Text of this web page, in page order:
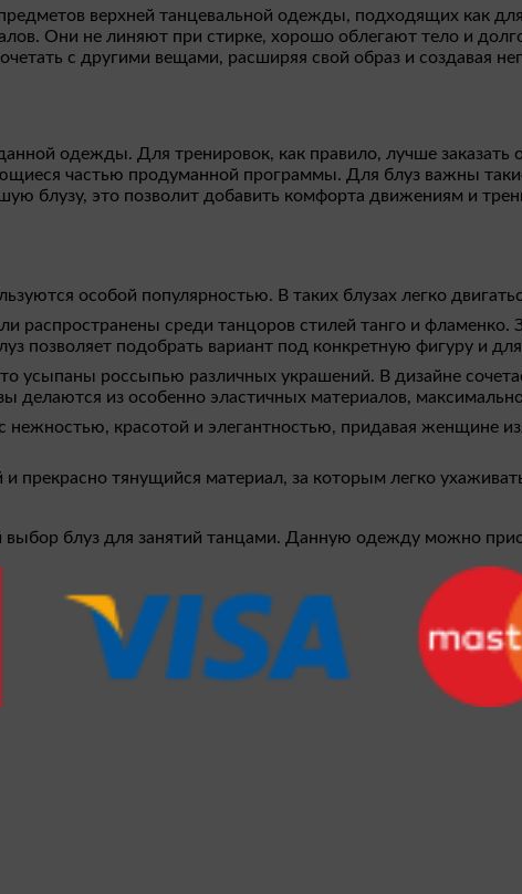
верхней танцевальной одежды, подходящих как
Они не линяют при стирке, хорошо облегают тело и
с другими вещами, расширяя свой образ и создавая
одежды. Для тренировок, как правило, лучше
частью продуманной программы. Для блуз важны такие
блузу, это позволит добавить комфорта движениям и
особой популярностью. В таких блузах легко
распространены среди танцоров стилей танго и фламенко.
позволяет подобрать вариант под конкретную фигуру и
усыпаны россыпью различных украшений. В дизайне
делаются из особенно эластичных материалов,
нежностью, красотой и элегантностью, придавая
прекрасно тянущийся материал, за которым легко
выбор блуз для занятий танцами. Данную одежду можно